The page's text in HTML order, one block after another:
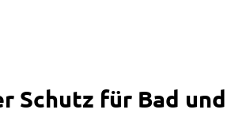
Schutz für Bad